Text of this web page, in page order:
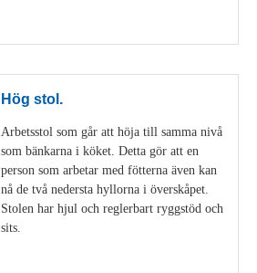
Hög stol.
Arbetsstol som går att höja till samma nivå
som bänkarna i köket. Detta gör att en
person som arbetar med fötterna även kan
nå de två nedersta hyllorna i överskåpet.
Stolen har hjul och reglerbart ryggstöd och
sits.